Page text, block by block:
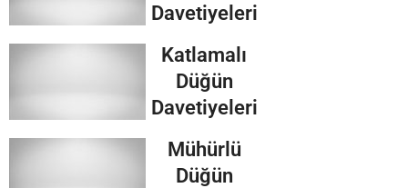
Davetiyeleri
Katlamalı
Düğün
Davetiyeleri
Mühürlü
Düğün